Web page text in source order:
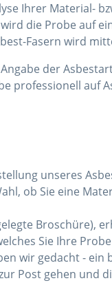
Ihrer Material-
die Probe auf
Fasern wird
der
professionell auf
unseres
ob Sie eine
Broschüre),
Sie Ihre
wir gedacht -
Post gehen und